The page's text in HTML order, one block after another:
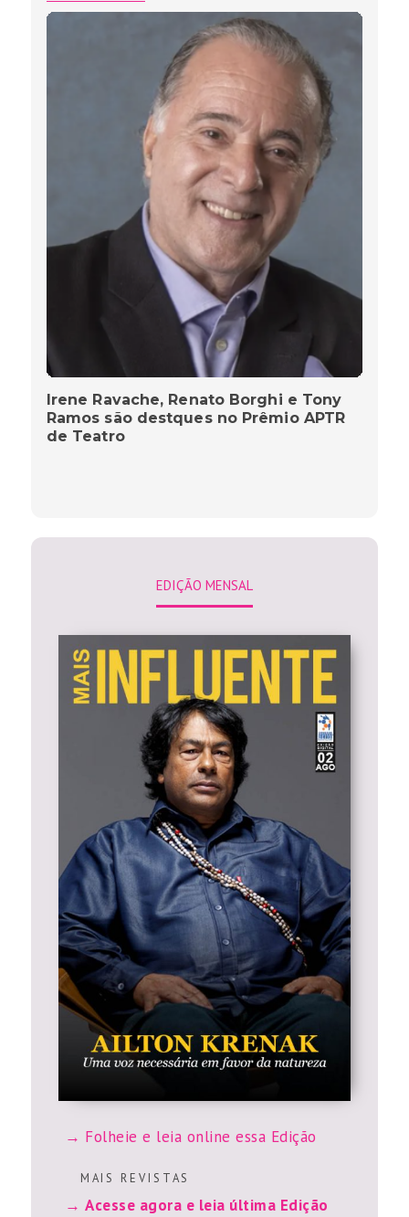
Irene Ravache, Renato Borghi e Tony
Ramos são destques no Prêmio APTR
de Teatro
EDIÇÃO MENSAL
Folheie e leia online essa Edição
M A I S R E V I S T A S
Acesse agora e leia última Edição